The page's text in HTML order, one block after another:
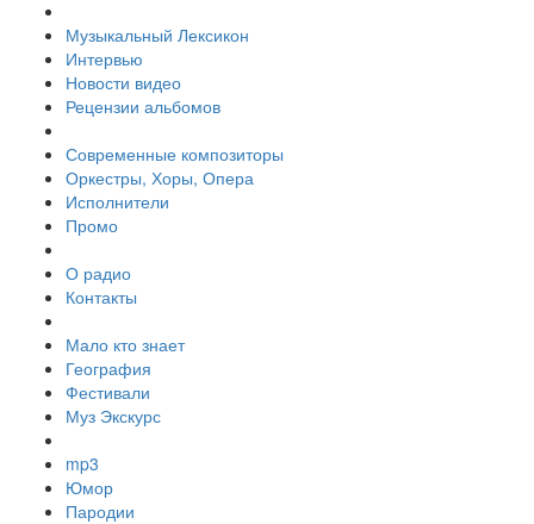
Музыкальный Лексикон
Интервью
Новости видео
Рецензии альбомов
Современные композиторы
Оркестры, Хоры, Опера
Исполнители
Промо
О радио
Контакты
Мало кто знает
География
Фестивали
Муз Экскурс
mp3
Юмор
Пародии